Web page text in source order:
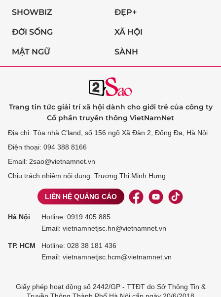
SHOWBIZ ĐẸP+
ĐỜI SỐNG XÃ HỘI
MẬT NGỮ SÀNH
Trang tin tức giải trí xã hội dành cho giới trẻ của công ty
Cổ phần truyền thông VietNamNet
Địa chỉ: Tòa nhà C’land, số 156 ngõ Xã Đàn 2, Đống Đa, Hà Nội
Điện thoại: 094 388 8166
Email: 2sao@vietnamnet.vn
Chịu trách nhiệm nội dung: Trương Thị Minh Hưng
LIÊN HỆ QUẢNG CÁO
Hà Nội Hotline: 0919 405 885
Email: vietnamnetjsc.hn@vietnamnet.vn
TP. HCM Hotline: 028 38 181 436
Email: vietnamnetjsc.hcm@vietnamnet.vn
Giấy phép hoạt động số 2442/GP - TTĐT do Sở Thông Tin &